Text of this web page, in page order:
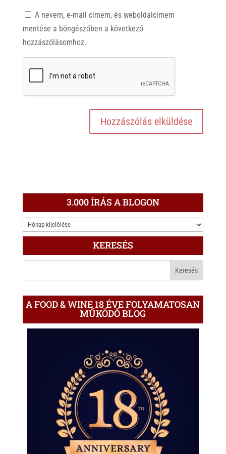
A nevem, e-mail címem, és weboldalcímem
mentése a böngészőben a következő
hozzászólásomhoz.
3.000 ÍRÁS A BLOGON
3.000
ÍRÁS
BLOGON
KERESÉS
A FOOD & WINE 18 ÉVE FOLYAMATOSAN
MŰKÖDŐ BLOG